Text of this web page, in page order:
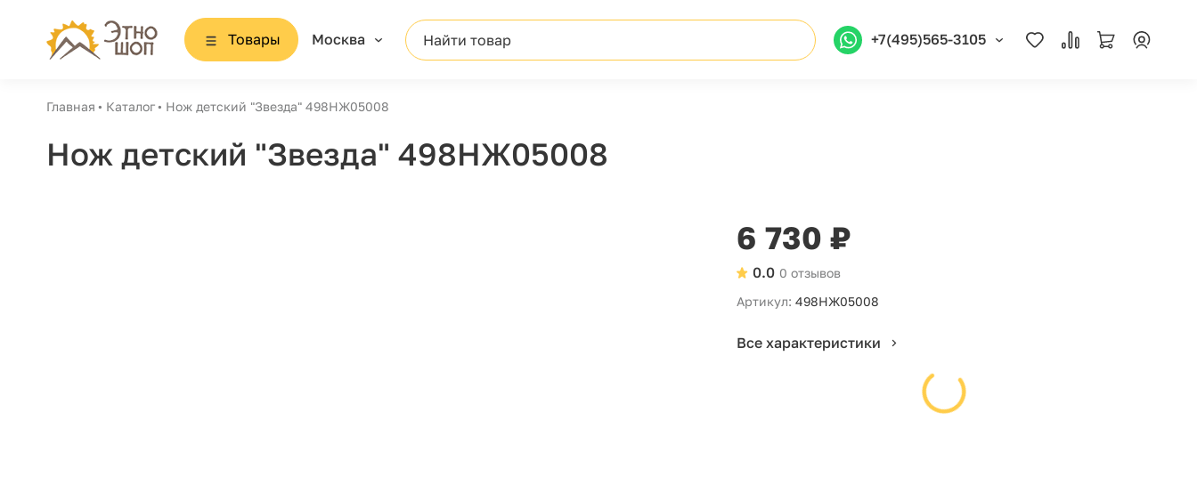
Товары Москва Найти товар +7(495)565-3105
Главная Каталог Нож детский "Звезда" 498НЖ05008
Нож детский "Звезда" 498НЖ05008
6 730 ₽
0 отзывов
0.0
Артикул: 498НЖ05008
Все характеристики